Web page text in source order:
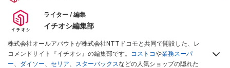
ライター / 編集
イチオシ編集部
株式会社オールアバウトが株式会社NTTドコモと共同で開設した、レ
コメンドサイト『イチオシ』の編集部です。 コストコや業務スーパ
ー、 ダイソー、 セリア、 スターバックスなどの人気ショップの隠れた